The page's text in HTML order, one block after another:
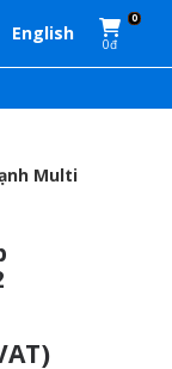
English
0
0đ
Multi